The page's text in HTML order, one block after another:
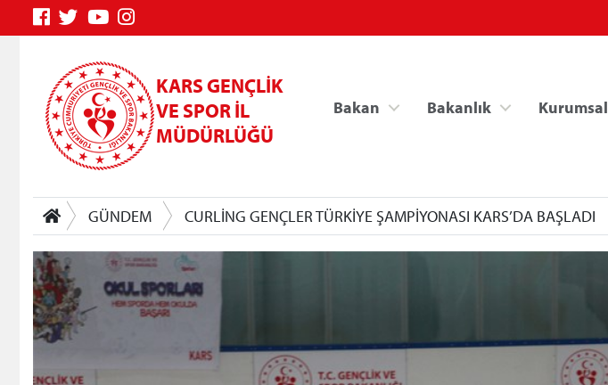
KARS GENÇLİK
VE SPOR İL
MÜDÜRLÜĞÜ
Bakan Bakanlık Kurumsal
GÜNDEM CURLİNG GENÇLER TÜRKİYE ŞAMPİYONASI KARS’DA BAŞLADI
Genç Bilgi Sistemi